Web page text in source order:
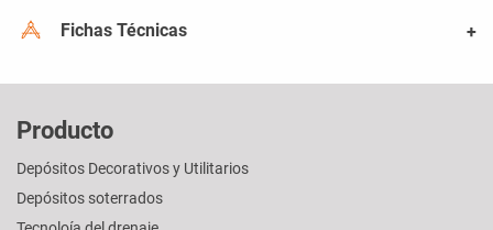
Fichas Técnicas
Producto
Depósitos Decorativos y Utilitarios
Depósitos soterrados